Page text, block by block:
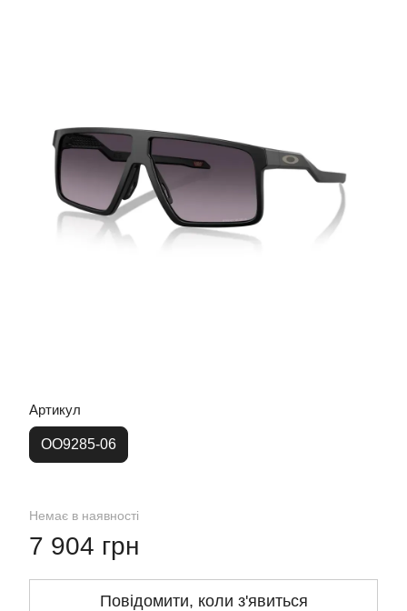
Артикул
OO9285-06
Немає в наявності
7 904 грн
Повідомити, коли з'явиться